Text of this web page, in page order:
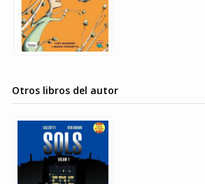
Otros libros del autor